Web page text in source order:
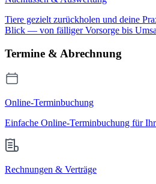
Tiere gezielt zurückholen und deine
Blick — von fälliger Vorsorge bis
Termine & Abrechnung
Online-Terminbuchung
Einfache Online-Terminbuchung für
Rechnungen & Verträge